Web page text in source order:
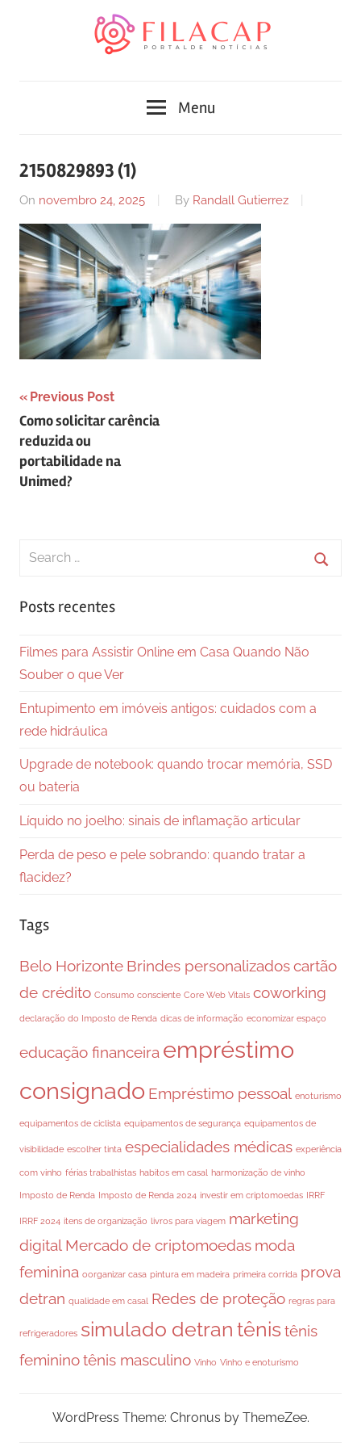
notícias
FilaCap
com
informações
Menu
2150829893 (1)
On novembro 24, 2025 By Randall Gutierrez
Navegação
de
Post
Previous Post
Como solicitar carência
reduzida ou
portabilidade na
Unimed?
Search
Posts recentes
Filmes para Assistir Online em Casa Quando Não
Souber o que Ver
Entupimento em imóveis antigos: cuidados com a
rede hidráulica
Upgrade de notebook: quando trocar memória, SSD
ou bateria
Líquido no joelho: sinais de inflamação articular
Perda de peso e pele sobrando: quando tratar a
flacidez?
Tags
Belo Horizonte Brindes personalizadoscartão
de crédito Consumo consciente Core Web Vitals coworking
declaração do Imposto de Renda dicas de informação economizar espaço
educação financeira empréstimo
consignado Empréstimo pessoal enoturismo
equipamentos de ciclista equipamentos de segurança equipamentos de
visibilidade escolher tinta especialidades médicas experiência
com vinho férias trabalhistas habitos em casal harmonização de vinho
Imposto de Renda Imposto de Renda 2024 investir em criptomoedas IRRF
IRRF 2024 itens de organização livros para viagem marketing
digital Mercado de criptomoedas moda
feminina oorganizar casa pintura em madeira primeira corrida prova
detran qualidade em casal Redes de proteção regras para
refrigeradores simulado detran tênis tênis
femininotênis masculino Vinho Vinho e enoturismo
WordPress Theme: Chronus by ThemeZee.